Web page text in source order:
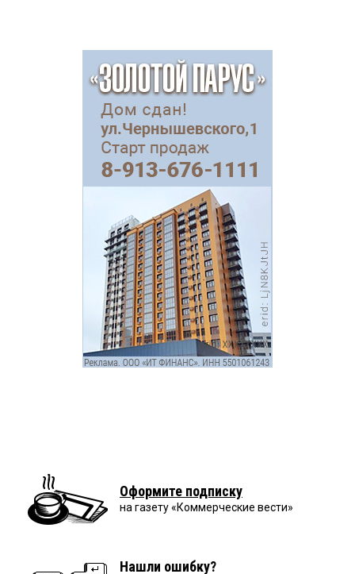
Оформите подписку
на газету «Коммерческие вести»
Нашли ошибку?